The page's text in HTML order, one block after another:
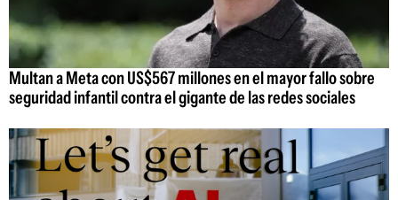
Multan a Meta con US$567 millones en el mayor fallo sobre
seguridad infantil contra el gigante de las redes sociales